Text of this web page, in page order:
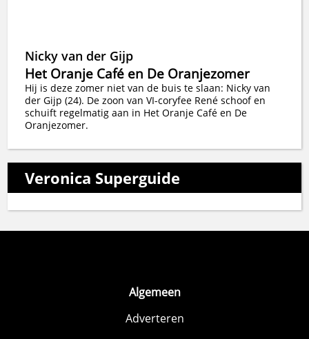
Nicky van der Gijp
Het Oranje Café en De Oranjezomer
Hij is deze zomer niet van de buis te slaan: Nicky van
der Gijp (24). De zoon van VI-coryfee René schoof en
schuift regelmatig aan in Het Oranje Café en De
Oranjezomer.
Veronica Superguide
Algemeen
Adverteren